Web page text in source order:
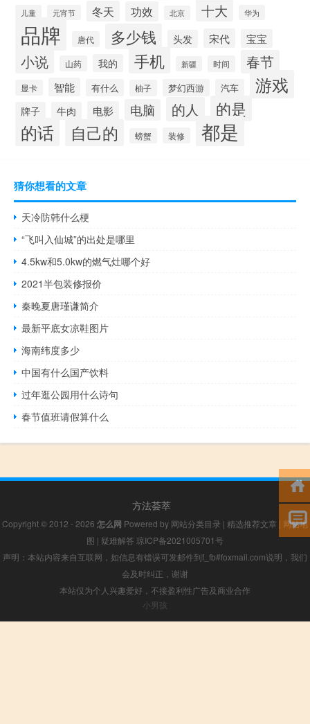
儿童 元宵节 冬天 功效 北京 十大 华为
品牌 唐代 多少钱 头发 宋代 宝宝
小说 山药 我的 手机 新疆 时间 春节
显卡 智能 有什么 柚子 梦幻西游 汽车 游戏
牌子 牛肉 电影 电脑 的人 的是
的话 自己的 螃蟹 装修 都是
猜你想看的文章
天冷防韩什么梗
“飞叫入仙城”的出处是哪里
4.5kw和5.0kw的燃气灶哪个好
2021半包装修报价
秦晚夏唐瑾谦简介
最新平底女凉鞋图片
海南纬度多少
中国有什么国产饮料
过年逛公园用什么诗句
春节值班请假算什么
方法荟萃
Copyright © 2012 - 2026 怎么网 Powered by 网站分类目录 | 精选推荐文章 | 网站地
图 | 疑难解答 琼ICP备2021005701号
声明：本站内容来自互联网，如信息有错误可发邮件到f_fb#foxmail.com说明，我们
会及时纠正，谢谢
本站仅为个人兴趣爱好，不接盈利性广告及商业合作
小男孩